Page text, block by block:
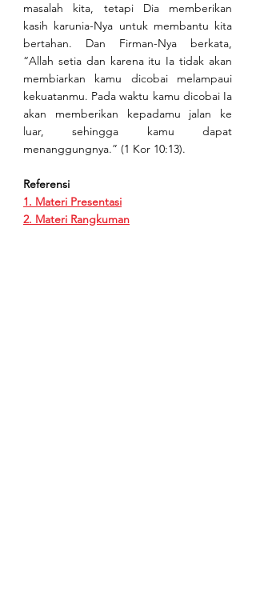
masalah kita, tetapi Dia memberikan
kasih karunia-Nya untuk membantu kita
bertahan. Dan Firman-Nya berkata,
“Allah setia dan karena itu Ia tidak akan
membiarkan kamu dicobai melampaui
kekuatanmu. Pada waktu kamu dicobai Ia
akan memberikan kepadamu jalan ke
luar, sehingga kamu dapat
menanggungnya.” (1 Kor 10:13).
Referensi
1. Materi Presentasi
2. Materi Rangkuman